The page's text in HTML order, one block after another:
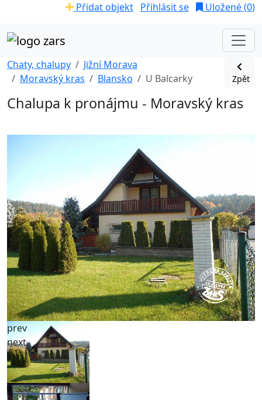
Přidat objekt Přihlásit se Uložené (0)
Chaty, chalupy
Jižní Morava
Moravský kras
Blansko U Balcarky Zpět
Chalupa k pronájmu - Moravský kras
prev
next